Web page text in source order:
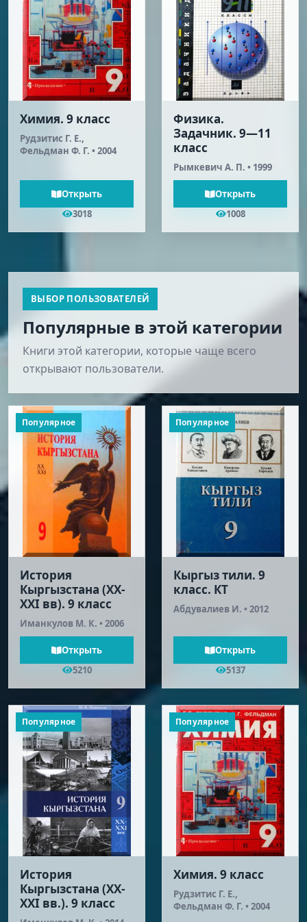
Химия. 9 класс
Рудзитис Г. Е.,
Фельдман Ф. Г. • 2004
Открыть
3018
Физика.
Задачник. 9—11
класс
Рымкевич А. П. • 1999
Открыть
1008
ВЫБОР ПОЛЬЗОВАТЕЛЕЙ
Популярные в этой категории
Книги этой категории, которые чаще всего
открывают пользователи.
Популярное
История
Кыргызстана (XX-
XXI вв). 9 класс
Иманкулов М. К. • 2006
Открыть
5210
Популярное
Кыргыз тили. 9
класс. КТ
Абдувалиев И. • 2012
Открыть
5137
Популярное
История
Кыргызстана (XX-
XXI вв.). 9 класс
Популярное
Химия. 9 класс
Рудзитис Г. Е.,
Фельдман Ф. Г. • 2004